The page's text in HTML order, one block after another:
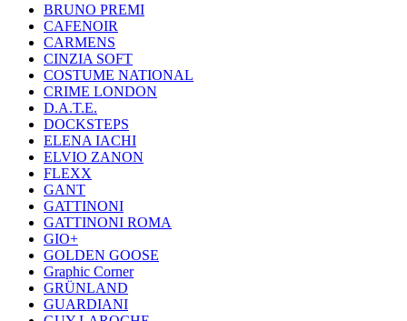
BRUNO PREMI
CAFENOIR
CARMENS
CINZIA SOFT
COSTUME NATIONAL
CRIME LONDON
D.A.T.E.
DOCKSTEPS
ELENA IACHI
ELVIO ZANON
FLEXX
GANT
GATTINONI
GATTINONI ROMA
GIO+
GOLDEN GOOSE
Graphic Corner
GRÜNLAND
GUARDIANI